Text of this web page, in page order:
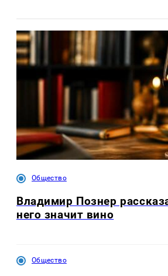
Общество
Владимир Познер
него значит вино
Общество